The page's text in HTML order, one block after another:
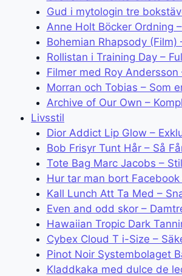
Gud i mytologin tre
Anne Holt Böcker Ordning
Bohemian Rhapsody
Rollistan i Training Day –
Filmer med Roy
Morran och Tobias – Som
Archive of Our Own –
Livsstil
Dior Addict Lip Glow –
Bob Frisyr Tunt Hår – Så
Tote Bag Marc Jacobs –
Hur tar man bort
Kall Lunch Att Ta Med –
Even and odd skor –
Hawaiian Tropic Dark
Cybex Cloud T i-Size –
Pinot Noir Systembolaget
Kladdkaka med dulce de